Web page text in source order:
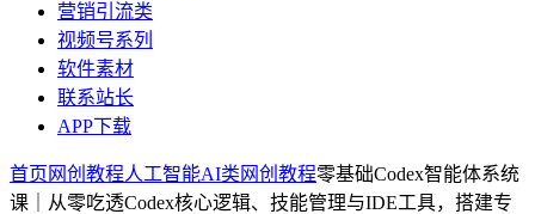
营销引流类
视频号系列
软件素材
联系站长
APP下载
首页 网创教程人工智能AI类 网创教程零基础Codex智能体系统
课｜从零吃透Codex核心逻辑、技能管理与IDE工具，搭建专